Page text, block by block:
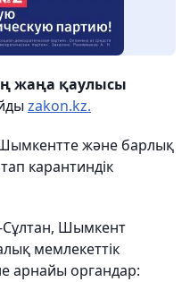
жаңа қаулысы
zakon.kz.
және барлық
карантиндік
Шымкент
мемлекеттік
арнайы органдар: